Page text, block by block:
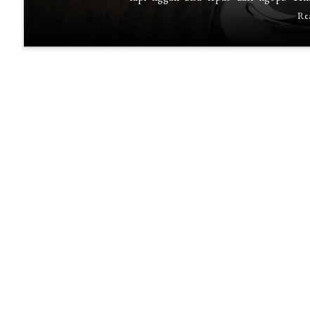
Gendut?